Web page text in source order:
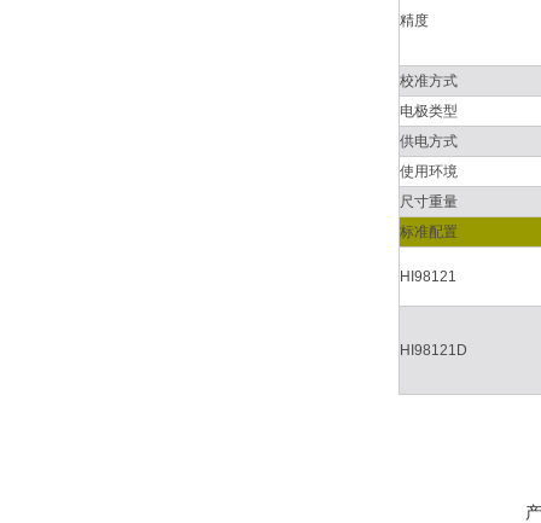
精度
校准方式
电极类型
供电方式
使用环境
尺寸重量
标准配置
HI98121
HI98121D